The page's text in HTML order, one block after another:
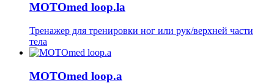
MOTOmed loop.la
Тренажер для тренировки ног или рук/верхней части
тела
MOTOmed loop.a